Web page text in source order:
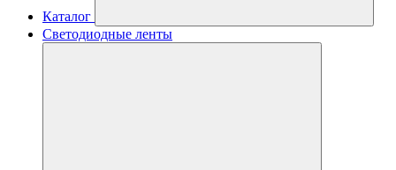
Каталог
Светодиодные ленты